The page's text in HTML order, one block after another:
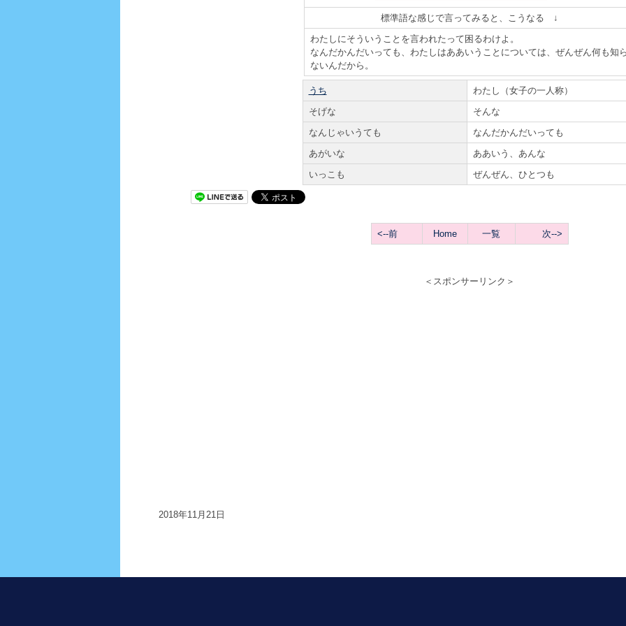
標準語な感じで言ってみると、こうなる ↓
わたしにそういうことを言われたって困るわけよ。
なんだかんだいっても、わたしはああいうことについては、ぜんぜん何も知
ないんだから。
うち
わたし（女子の一人称）
そげな
そんな
なんじゃいうても
なんだかんだいっても
あがいな
ああいう、あんな
いっこも
ぜんぜん、ひとつも
<--前 Home 一覧 次-->
＜スポンサーリンク＞
2018年11月21日